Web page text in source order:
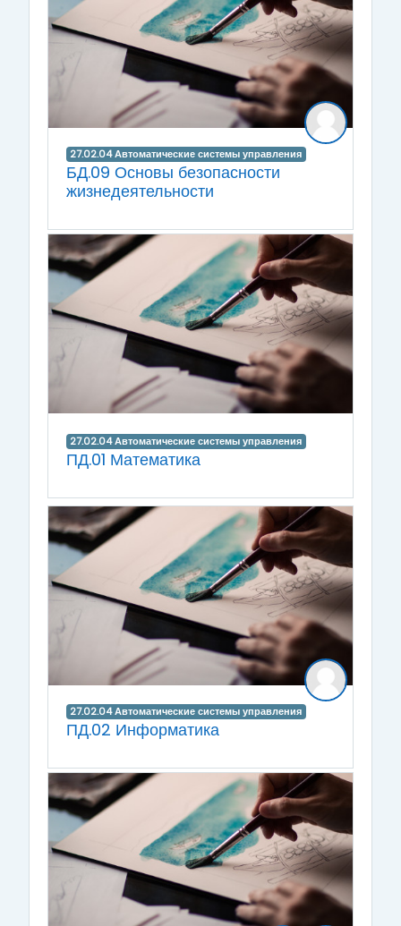
27.02.04 Автоматические системы управления
БД.09 Основы безопасности
жизнедеятельности
27.02.04 Автоматические системы управления
ПД.01 Математика
27.02.04 Автоматические системы управления
ПД.02 Информатика